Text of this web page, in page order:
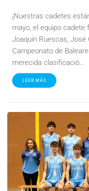
¡Nuestras cadetes
mayo, el equipo cadete
Joaquín Ruescas, José
Campeonato de
merecida clasificació…
LEER MÁS